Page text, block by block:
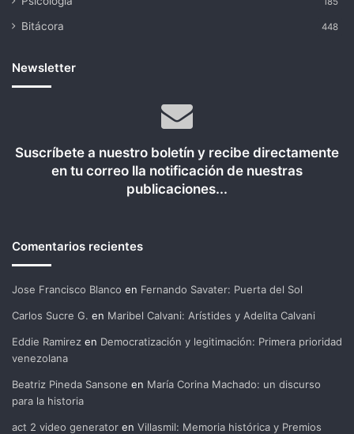
Bitácora 448
Newsletter
Suscríbete a nuestro boletín y recibe directamente
en tu correo lla notificación de nuestras
publicaciones...
Comentarios recientes
Jose Francisco Blanco en Fernando Savater: Puerta del Sol
Carlos Sucre G. en Maribel Calvani: Arístides y Adelita Calvani
Eddie Ramirez en Democratización y legitimación: Primera prioridad
venezolana
Beatriz Pineda Sansone en María Corina Machado: un discurso
para la historia
act 2 video generator en Villasmil: Memoria histórica y Premios